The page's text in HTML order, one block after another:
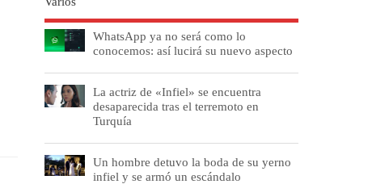
WhatsApp ya no será como lo
conocemos: así lucirá su nuevo aspecto
La actriz de «Infiel» se encuentra
desaparecida tras el terremoto en
Turquía
Un hombre detuvo la boda de su yerno
infiel y se armó un escándalo